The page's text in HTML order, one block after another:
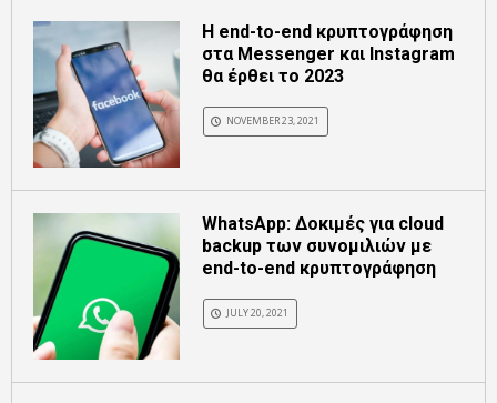
Η end-to-end κρυπτογράφηση
στα Messenger και Instagram
θα έρθει το 2023
NOVEMBER 23, 2021
WhatsApp: Δοκιμές για cloud
backup των συνομιλιών με
end-to-end κρυπτογράφηση
JULY 20, 2021